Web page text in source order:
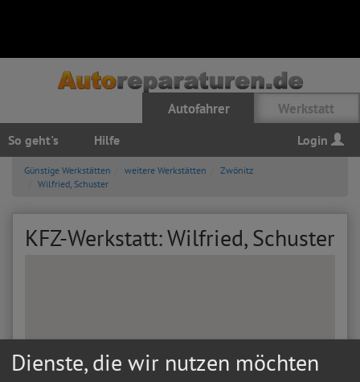
Autofahrer Werkstatt
So geht's Hilfe Login
Günstige Werkstätten weitere Werkstätten
Zwönitz
Wilfried, Schuster
KFZ-Werkstatt: Wilfried, Schuster
Dienste, die wir nutzen möchten